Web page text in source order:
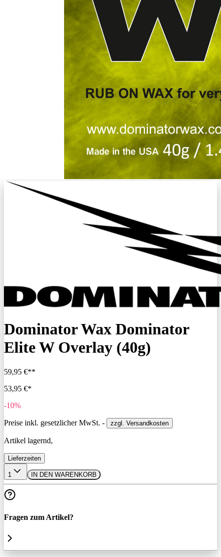
Dominator Wax Dominator
Elite W Overlay (40g)
59,95 €**
53,95 €*
-10%
Preise inkl. gesetzlicher MwSt. - zzgl. Versandkosten
Artikel lagernd,
Lieferzeiten
1 IN DEN WARENKORB
Fragen zum Artikel?